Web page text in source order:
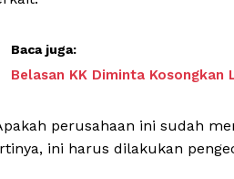
Belasan KK Diminta Kosongkan
perusahaan ini sudah
ini harus dilakukan